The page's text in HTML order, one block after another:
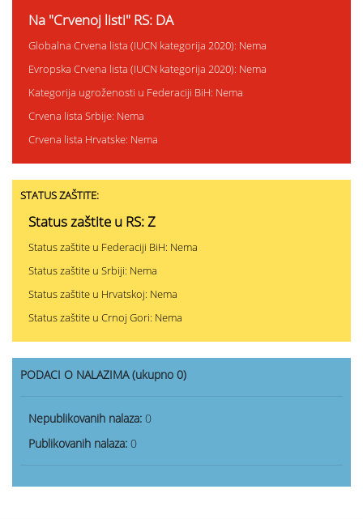
Na "Crvenoj listi" RS: DA
Globalna Crvena lista (IUCN kategorija 2020): Nema
Evropska Crvena lista (IUCN kategorija 2020): Nema
Kategorija ugroženosti u Federaciji BiH: Nema
Crvena lista Srbije: Nema
Crvena lista Hrvatske: Nema
STATUS ZAŠTITE:
Status zaštite u RS: Z
Status zaštite u Federaciji BiH: Nema
Status zaštite u Srbiji: Nema
Status zaštite u Hrvatskoj: Nema
Status zaštite u Crnoj Gori: Nema
PODACI O NALAZIMA (ukupno 0)
Nepublikovanih nalaza: 0
Publikovanih nalaza: 0